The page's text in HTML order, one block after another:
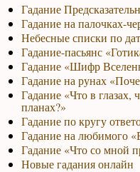
Гадание
Гадание на палочках-
Небесные списки по
Гадание-пасьянс
Гадание «Шифр
Гадание на рунах
Гадание «Что в глазах,
планах?»
Гадание по кругу
Гадание на любимого
Гадание «Что со мной
Новые гадания онлайн